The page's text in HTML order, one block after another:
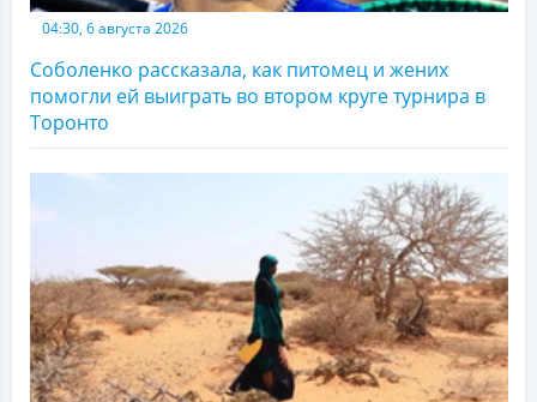
04:30, 6 августа 2026
Соболенко рассказала, как питомец и жених
помогли ей выиграть во втором круге турнира в
Торонто